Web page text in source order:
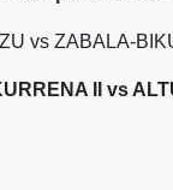
vs ZABALA-
II vs